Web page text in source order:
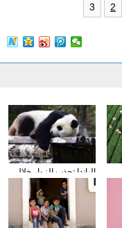
2
3
الباندا تجذب الزوار خلال
عطلة العيد الوطني
الصيني